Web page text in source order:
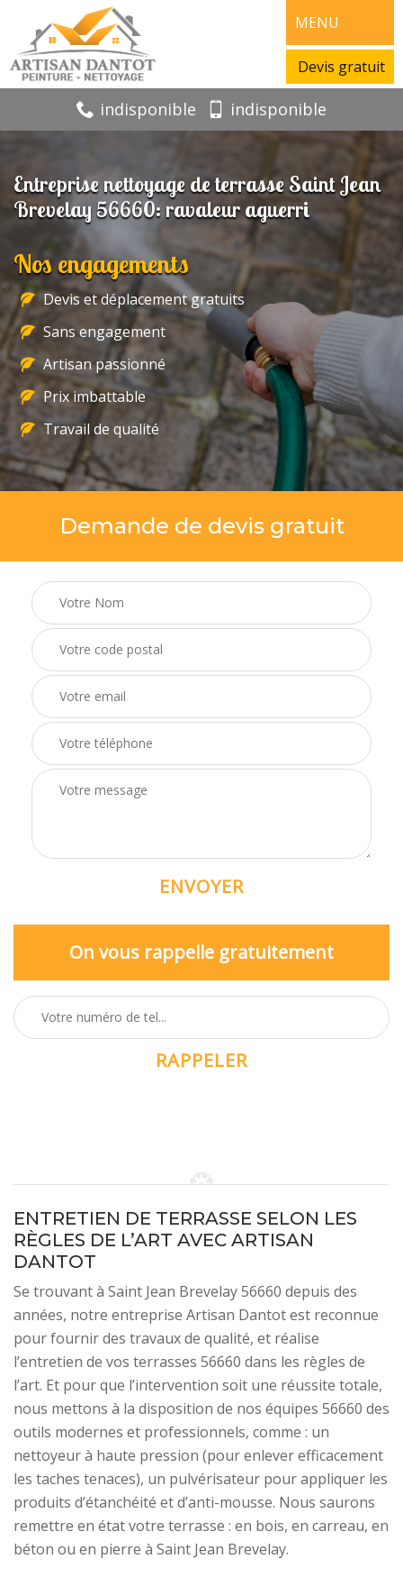
MENU
Devis gratuit
indisponible indisponible
Entreprise nettoyage de terrasse Saint Jean
Brevelay 56660: ravaleur aguerri
Nos engagements
Devis et déplacement gratuits
Sans engagement
Artisan passionné
Prix imbattable
Travail de qualité
Demande de devis gratuit
On vous rappelle gratuitement
ENTRETIEN DE TERRASSE SELON LES
RÈGLES DE L’ART AVEC ARTISAN
DANTOT
Se trouvant à Saint Jean Brevelay 56660 depuis des
années, notre entreprise Artisan Dantot est reconnue
pour fournir des travaux de qualité, et réalise
l’entretien de vos terrasses 56660 dans les règles de
l’art. Et pour que l’intervention soit une réussite totale,
nous mettons à la disposition de nos équipes 56660 des
outils modernes et professionnels, comme : un
nettoyeur à haute pression (pour enlever efficacement
les taches tenaces), un pulvérisateur pour appliquer les
produits d’étanchéité et d’anti-mousse. Nous saurons
remettre en état votre terrasse : en bois, en carreau, en
béton ou en pierre à Saint Jean Brevelay.